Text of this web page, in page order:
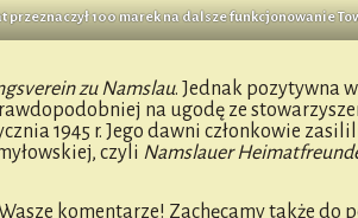
przeznaczył 100 marek na dalsze funkcjonowanie
zu Namslau. Jednak pozytywna
na ugodę ze
1945 r. Jego dawni członkowie
czyli Namslauer
komentarze! Zachęcamy także do